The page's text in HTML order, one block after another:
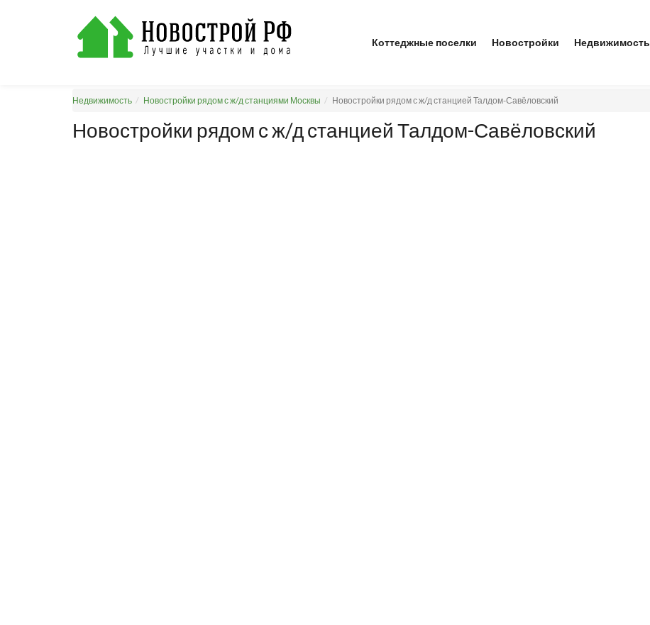
Коттеджные поселки Новостройки Недвижимость
Недвижимость Новостройки рядом с ж/д станциями Москвы Новостройки рядом с ж/д станцией Талдом-Савёловский
Новостройки рядом с ж/д станцией Талдом-Савёловский